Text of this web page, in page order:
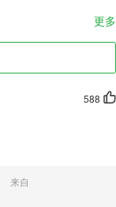
更多
588
来自